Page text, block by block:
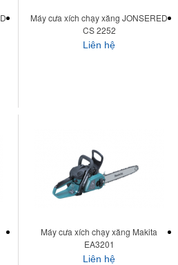
Máy cưa xích chạy xăng JONSERED
CS 2252
Liên hệ
Máy cưa xích chạy xăng Makita
EA3201
Liên hệ